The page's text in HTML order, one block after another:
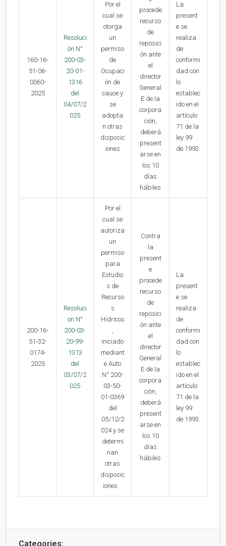
160-16-
51-06-
0060-
2025
Resoluci
ón N°
200-03-
20-01-
1316
del
04/07/2
025
Por el
cual se
otorga
un
permiso
de
Ocupaci
ón de
cauce y
se
adopta
n otras
disposic
iones
procede
recurso
de
reposici
ón ante
el
director
General
E de la
corpora
ción,
deberá
present
arse en
los 10
días
hábiles
La
present
e se
realiza
de
conformi
dad con
lo
establec
ido en el
artículo
71 de la
ley 99
de 1993.
200-16-
51-32-
0174-
2025
Resoluci
on N°
200-03-
20-99-
1313
del
03/07/2
025
Por el
cual se
autoriza
un
permiso
para
Estudio
s de
Recurso
s
Hídricos
iniciado
mediant
e Auto
N° 200-
03-50-
01-0369
del
05/12/2
024 y se
determi
nan
otras
disposic
iones
Contra
la
present
e
procede
recurso
de
reposici
ón ante
el
director
General
E de la
corpora
ción,
deberá
present
arse en
los 10
días
hábiles
La
present
e se
realiza
de
conformi
dad con
lo
establec
ido en el
artículo
71 de la
ley 99
de 1993.
Categories: